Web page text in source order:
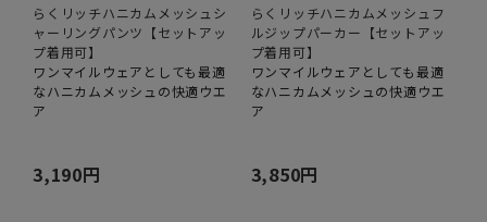
らくリッチハニカムメッシュシ
ャーリングパンツ【セットアッ
プ着用可】
ワンマイルウェアとしても最適
なハニカムメッシュの快適ウエ
ア
3,190円
らくリッチハニカムメッシュフ
ルジップパーカー【セットアッ
プ着用可】
ワンマイルウェアとしても最適
なハニカムメッシュの快適ウエ
ア
3,850円